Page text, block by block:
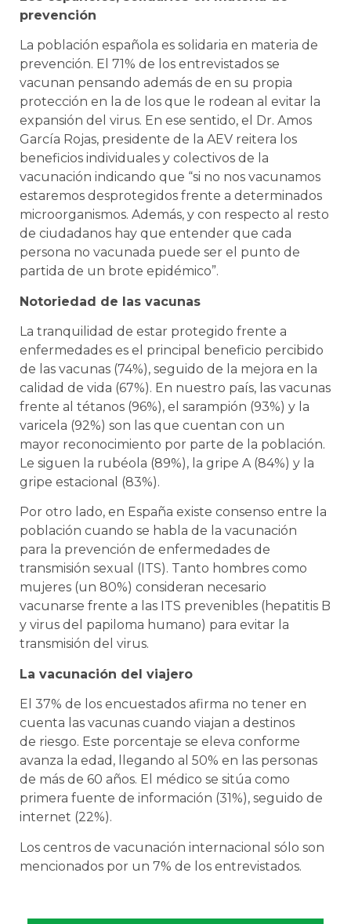
prevención
La población española es solidaria en materia de
prevención. El 71% de los entrevistados se
vacunan pensando además de en su propia
protección en la de los que le rodean al evitar la
expansión del virus. En ese sentido, el Dr. Amos
García Rojas, presidente de la AEV reitera los
beneficios individuales y colectivos de la
vacunación indicando que “si no nos vacunamos
estaremos desprotegidos frente a determinados
microorganismos. Además, y con respecto al resto
de ciudadanos hay que entender que cada
persona no vacunada puede ser el punto de
partida de un brote epidémico”.
Notoriedad de las vacunas
La tranquilidad de estar protegido frente a
enfermedades es el principal beneficio percibido
de las vacunas (74%), seguido de la mejora en la
calidad de vida (67%). En nuestro país, las vacunas
frente al tétanos (96%), el sarampión (93%) y la
varicela (92%) son las que cuentan con un
mayor reconocimiento por parte de la población.
Le siguen la rubéola (89%), la gripe A (84%) y la
gripe estacional (83%).
Por otro lado, en España existe consenso entre la
población cuando se habla de la vacunación
para la prevención de enfermedades de
transmisión sexual (ITS). Tanto hombres como
mujeres (un 80%) consideran necesario
vacunarse frente a las ITS prevenibles (hepatitis B
y virus del papiloma humano) para evitar la
transmisión del virus.
La vacunación del viajero
El 37% de los encuestados afirma no tener en
cuenta las vacunas cuando viajan a destinos
de riesgo. Este porcentaje se eleva conforme
avanza la edad, llegando al 50% en las personas
de más de 60 años. El médico se sitúa como
primera fuente de información (31%), seguido de
internet (22%).
Los centros de vacunación internacional sólo son
mencionados por un 7% de los entrevistados.